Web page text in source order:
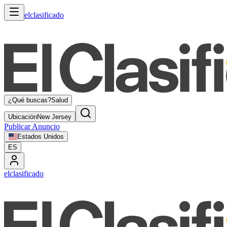
elclasificado
¿Qué buscas?Salud
UbicaciónNew Jersey
Publicar Anuncio
Estados Unidos
ES
elclasificado